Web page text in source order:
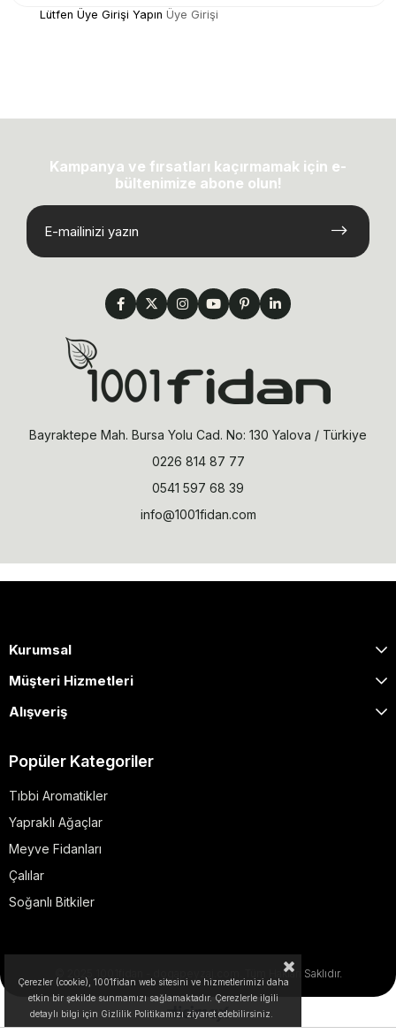
Lütfen Üye Girişi Yapın Üye Girişi
Kampanya ve fırsatları kaçırmamak için e-
bültenimize abone olun!
Bayraktepe Mah. Bursa Yolu Cad. No: 130 Yalova / Türkiye
0226 814 87 77
0541 597 68 39
info@1001fidan.com
Kurumsal
Müşteri Hizmetleri
Alışveriş
Popüler Kategoriler
Tıbbi Aromatikler
Yapraklı Ağaçlar
Meyve Fidanları
Çalılar
Soğanlı Bitkiler
© 2025 1001fidan - dogapeyzaj.com. Tüm Hakları Saklıdır.
Çerezler (cookie), 1001fidan web sitesini ve hizmetlerimizi daha
etkin bir şekilde sunmamızı sağlamaktadır. Çerezlerle ilgili
detaylı bilgi için Gizlilik Politikamızı ziyaret edebilirsiniz.